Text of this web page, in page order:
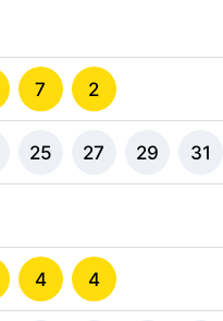
7 2
25 27 29 31
4 4